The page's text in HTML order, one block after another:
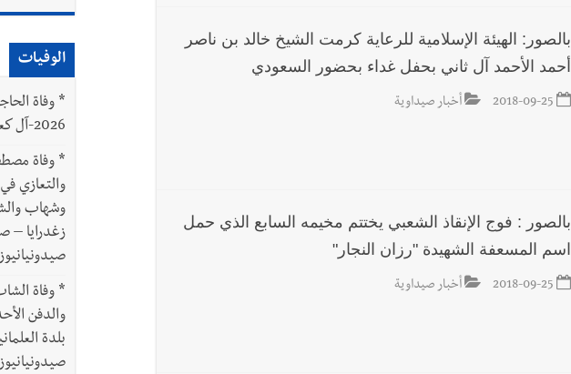
رجل الاعمال الاماراتي خلف الحبتور : 112 شهيداً شُيّعوا في ‫غزة‬ بعد أن بقوا تحت الأنقاض
بالصور: الهيئة الإسلامية للرعاية كرمت الشيخ خالد بن ناصر
أحمد الأحمد آل ثاني بحفل غداء بحضور السعودي
2018-09-25 أخبار صيداوية
بالصور : فوج الإنقاذ الشعبي يختتم مخيمه السابع الذي حمل
اسم المسعفة الشهيدة "رزان النجار"
2018-09-25 أخبار صيداوية
الوفيات
*
2026-آل كعكوش وحمودة
*
وشهاب
زغدرايا –
* وفاة
بلدة